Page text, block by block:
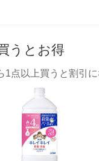
うとお得
1点以上買うと割引